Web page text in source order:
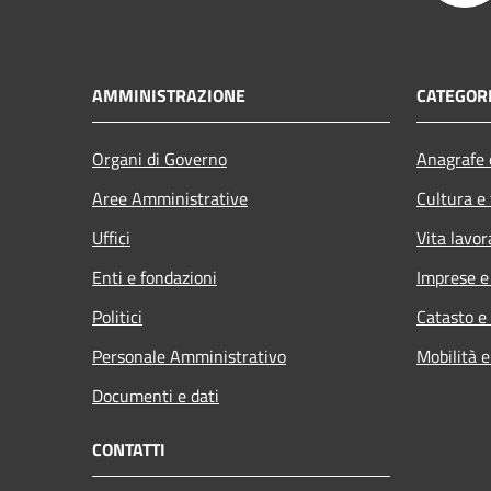
AMMINISTRAZIONE
Organi di Governo
Aree Amministrative
Uffici
Enti e fondazioni
Politici
Personale Amministrativo
Documenti e dati
Cultura
Vita
Imprese
Catasto
Mobilità
CONTATTI